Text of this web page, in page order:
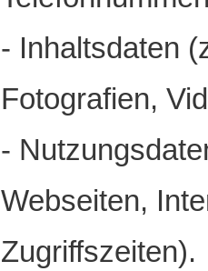
- Inhaltsdaten
Fotografien,
-
Webseiten,
Zugriffszeiten).